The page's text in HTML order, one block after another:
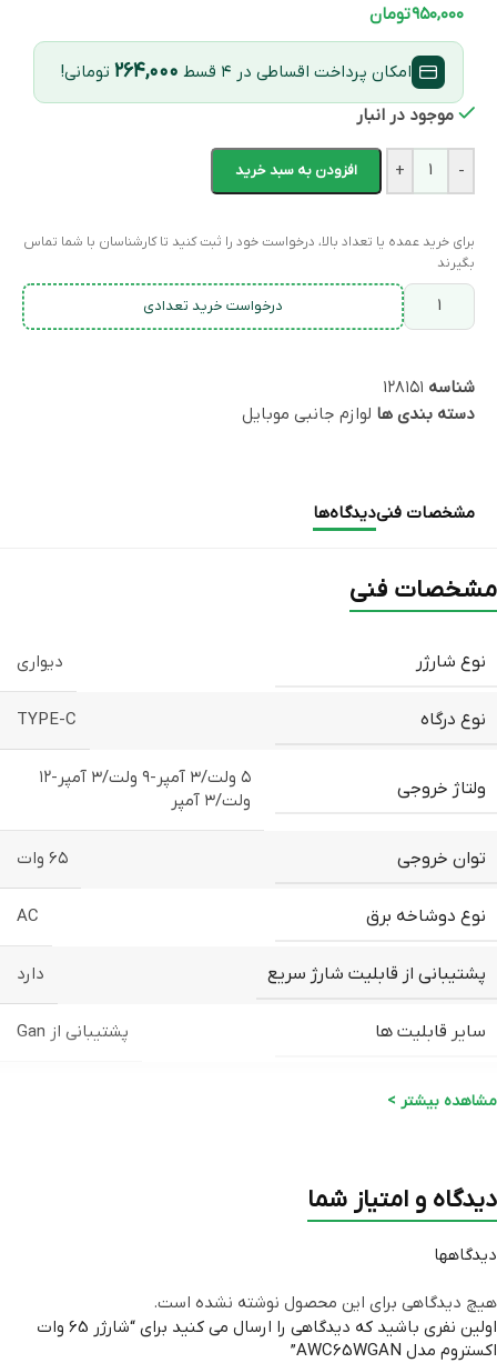
۹۵۰,۰۰۰تومان
امکان پرداخت اقساطی در ۴ قسط ۲۶۴,۰۰۰ تومانی!
موجود در انبار
-
+ افزودن به سبد خرید
برای خرید عمده یا تعداد بالا، درخواست خود را ثبت کنید تا کارشناسان با شما تماس
بگیرند
درخواست خرید تعدادی
شناسه ۱۲۸۱۵۱
دسته بندی ها لوازم جانبی موبایل
مشخصات فنیدیدگاه‌ها
مشخصات فنی
نوع شارژر دیواری
نوع درگاه TYPE-C
ولتاژ خروجی
۵ ولت/۳ آمپر-۹ ولت/۳ آمپر-۱۲
ولت/۳ آمپر
توان خروجی ۶۵ وات
نوع دوشاخه برق AC
پشتیبانی از قابلیت شارژ سریع دارد
سایر قابلیت ها پشتیبانی از Gan
ابعاد
گارانتی
مشاهده بیشتر >
دیدگاه و امتیاز شما
دیدگاهها
هیچ دیدگاهی برای این محصول نوشته نشده است.
اولین نفری باشید که دیدگاهی را ارسال می کنید برای “شارژر 65 وات
اکستروم مدل AWC65WGAN”